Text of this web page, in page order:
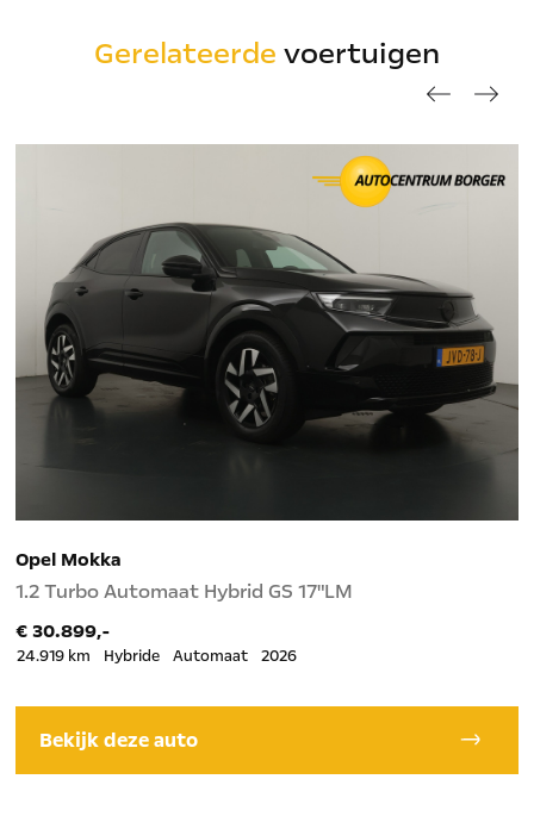
Gerelateerde voertuigen
Opel Mokka
1.2 Turbo Automaat Hybrid GS 17"LM
€ 30.899,-
24.919 km Hybride Automaat 2026
Bekijk deze auto